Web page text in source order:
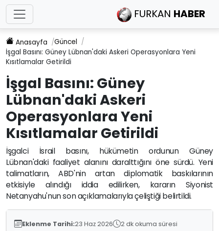
FURKAN HABER
Anasayfa
Güncel
İşgal Basını: Güney Lübnan'daki Askeri Operasyonlara Yeni
Kısıtlamalar Getirildi
İşgal Basını: Güney
Lübnan'daki Askeri
Operasyonlara Yeni
Kısıtlamalar Getirildi
İşgalci İsrail basını, hükümetin ordunun Güney
Lübnan'daki faaliyet alanını daralttığını öne sürdü. Yeni
talimatların, ABD'nin artan diplomatik baskılarının
etkisiyle alındığı iddia edilirken, kararın Siyonist
Netanyahu'nun son açıklamalarıyla çeliştiği belirtildi.
Eklenme Tarihi:23 Haz 2026
2 dk okuma süresi